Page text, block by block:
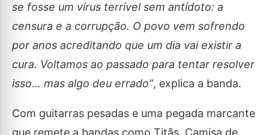
se fosse um vírus terrível sem antídoto: a
censura e a corrupção. O povo vem sofrendo
por anos acreditando que um dia vai existir a
cura. Voltamos ao passado para tentar resolver
isso… mas algo deu errado”, explica a banda.
Com guitarras pesadas e uma pegada marcante
que remete a bandas como Titãs, Camisa de